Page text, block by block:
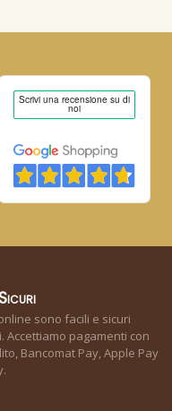
sono facili e sicuri
Accettiamo pagamenti con
Bancomat Pay, Apple Pay